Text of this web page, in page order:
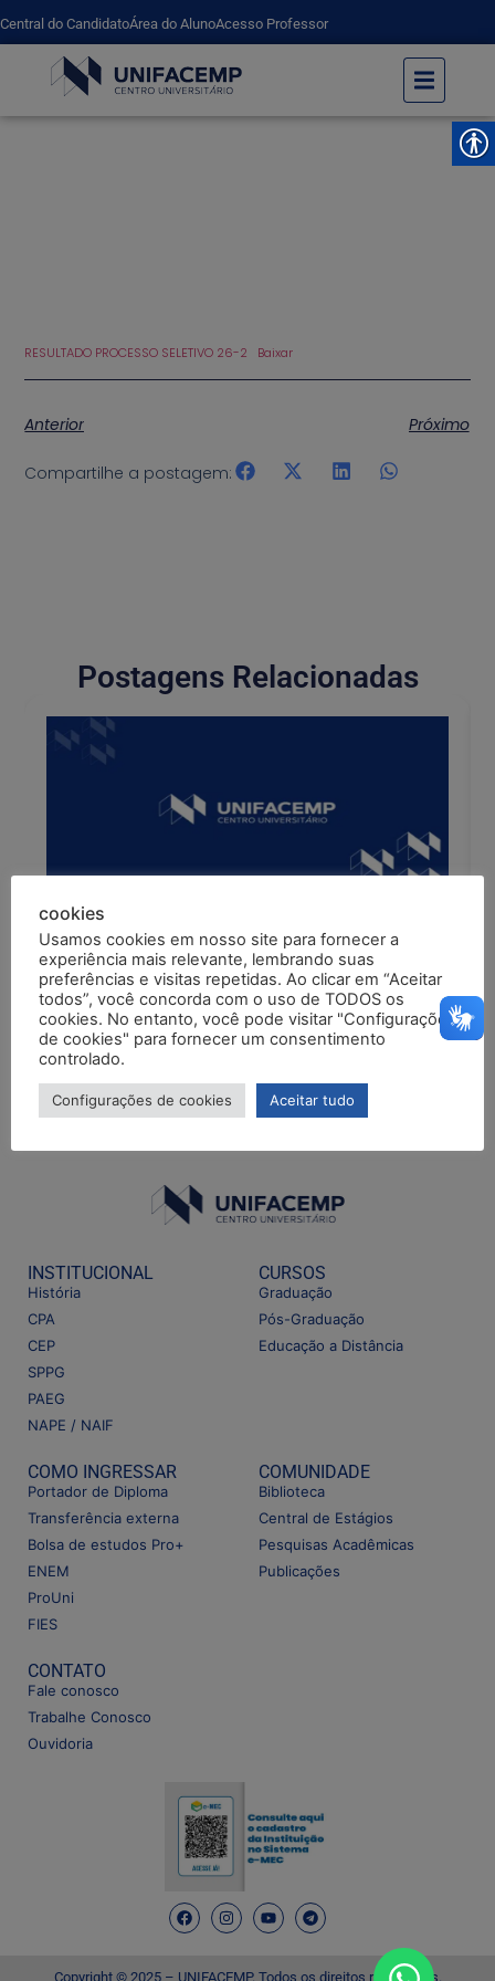
Central do CandidatoÁrea do AlunoAcesso Professor
RESULTADO PROCESSO SELETIVO 26-2 Baixar
Anterior Próximo
Compartilhe a postagem:
Postagens Relacionadas
04/08/2026
EDITAL DE RETIFICAÇÃO: ALTERAÇÃO DO
CRONOGRAMA DOS RESULTADOS
INSTITUCIONAL
História
CPA
CEP
SPPG
PAEG
NAPE / NAIF
CURSOS
Graduação
Pós-Graduação
Educação a Distância
COMO INGRESSAR
Portador de Diploma
Transferência externa
Bolsa de estudos Pro+
ENEM
ProUni
FIES
COMUNIDADE
Biblioteca
Central de Estágios
Pesquisas Acadêmicas
Publicações
CONTATO
Fale conosco
Trabalhe Conosco
Ouvidoria
Copyright © 2025 – UNIFACEMP. Todos os direitos reservados.
cookies
Usamos cookies em nosso site para fornecer a
experiência mais relevante, lembrando suas
preferências e visitas repetidas. Ao clicar em “Aceitar
todos”, você concorda com o uso de TODOS os
cookies. No entanto, você pode visitar "Configurações
de cookies" para fornecer um consentimento
controlado.
Configurações de cookies Aceitar tudo